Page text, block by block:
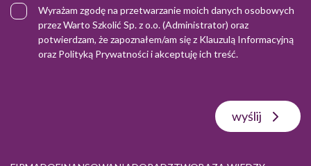
Wyrażam zgodę na przetwarzanie moich danych osobowych
przez Warto Szkolić Sp. z o.o. (Administrator) oraz
potwierdzam, że zapoznałem/am się z Klauzulą Informacyjną
oraz Polityką Prywatnościi akceptuję ich treść.
wyślij